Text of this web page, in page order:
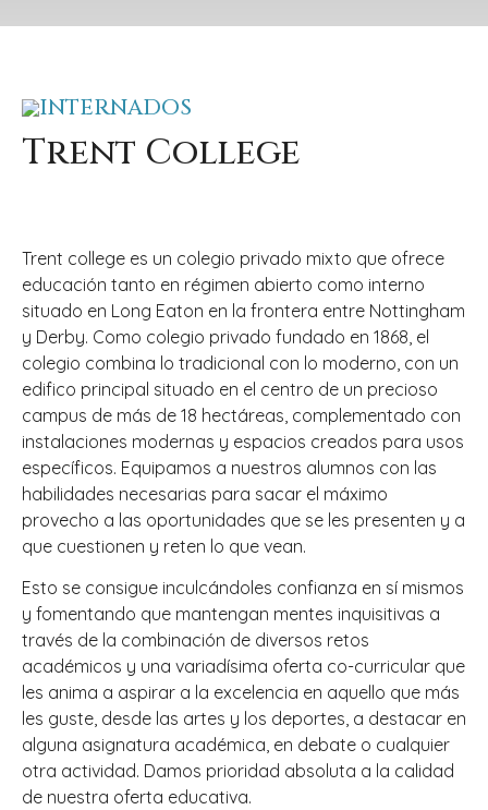
INTERNADOS
Trent College
Trent college es un colegio privado mixto que ofrece
educación tanto en régimen abierto como interno
situado en Long Eaton en la frontera entre Nottingham
y Derby. Como colegio privado fundado en 1868, el
colegio combina lo tradicional con lo moderno, con un
edifico principal situado en el centro de un precioso
campus de más de 18 hectáreas, complementado con
instalaciones modernas y espacios creados para usos
específicos. Equipamos a nuestros alumnos con las
habilidades necesarias para sacar el máximo
provecho a las oportunidades que se les presenten y a
que cuestionen y reten lo que vean.
Esto se consigue inculcándoles confianza en sí mismos
y fomentando que mantengan mentes inquisitivas a
través de la combinación de diversos retos
académicos y una variadísima oferta co-curricular que
les anima a aspirar a la excelencia en aquello que más
les guste, desde las artes y los deportes, a destacar en
alguna asignatura académica, en debate o cualquier
otra actividad. Damos prioridad absoluta a la calidad
de nuestra oferta educativa.